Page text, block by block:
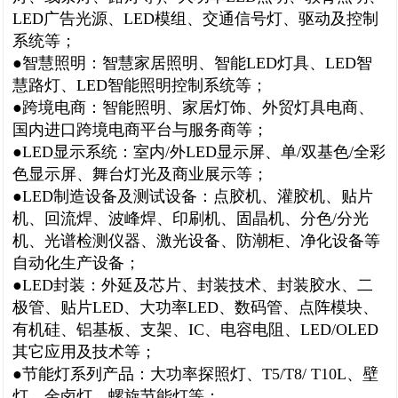
LED广告光源、LED模组、交通信号灯、驱动及控制
系统等；
●智慧照明：智慧家居照明、智能LED灯具、LED智
慧路灯、LED智能照明控制系统等；
●跨境电商：智能照明、家居灯饰、外贸灯具电商、
国内进口跨境电商平台与服务商等；
●LED显示系统：室内/外LED显示屏、单/双基色/全彩
色显示屏、舞台灯光及商业展示等；
●LED制造设备及测试设备：点胶机、灌胶机、贴片
机、回流焊、波峰焊、印刷机、固晶机、分色/分光
机、光谱检测仪器、激光设备、防潮柜、净化设备等
自动化生产设备；
●LED封装：外延及芯片、封装技术、封装胶水、二
极管、贴片LED、大功率LED、数码管、点阵模块、
有机硅、铝基板、支架、IC、电容电阻、LED/OLED
其它应用及技术等；
●节能灯系列产品：大功率探照灯、T5/T8/ T10L、壁